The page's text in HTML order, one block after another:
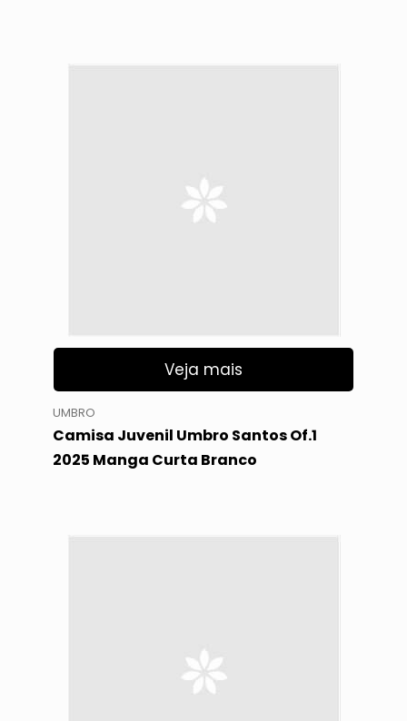
Veja mais
UMBRO
Camisa Juvenil Umbro Santos Of.1
2025 Manga Curta Branco